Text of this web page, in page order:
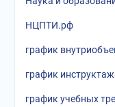
НЦПТИ.рф
график
график
график учебных